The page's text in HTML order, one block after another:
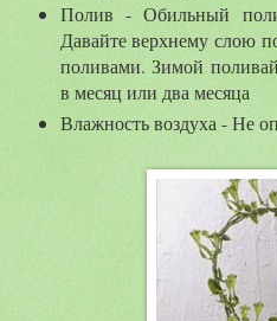
Полив - Обильный
Давайте верхнему слою
поливами. Зимой
в месяц или два месяца
Влажность воздуха - Не